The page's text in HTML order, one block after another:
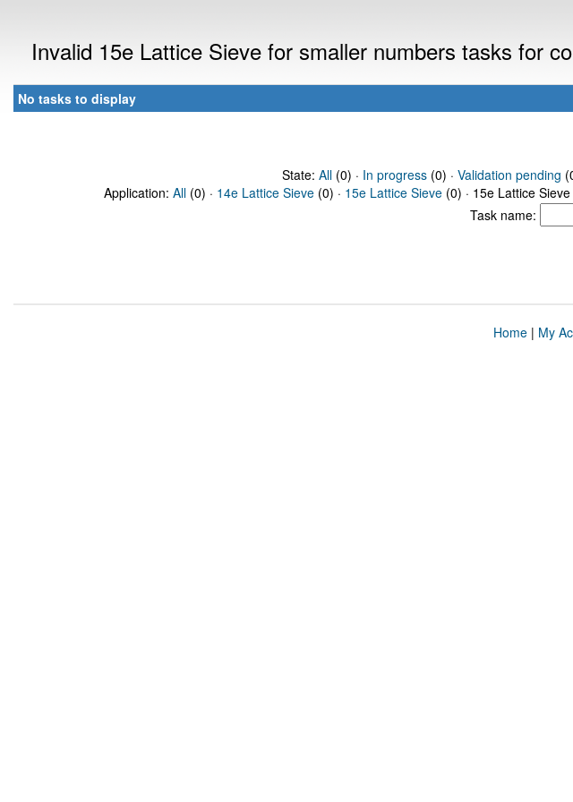
Invalid 15e Lattice Sieve for smaller numbers tasks for
No tasks to display
State: All(0) · In progress(0) · Validation pending
Application: All (0) · 14e Lattice Sieve (0) · 15e Lattice Sieve (0) · 15e Lattice
Task name:
Home| My